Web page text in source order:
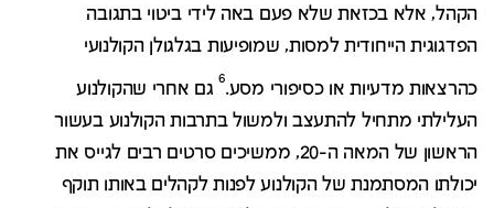
הקהל, אלא בכזאת שלא פעם באה לידי ביטוי בתגובה
הפדגוגית הייחודית למסות, שמופיעות בגלגולן הקולנועי
כהרצאות מדעיות או כסיפורי מסע.
6
גם אחרי שהקולנוע
העלילתי מתחיל להתעצב ולמשול בתרבות הקולנוע בעשור
הראשון של המאה ה-20, ממשיכים סרטים רבים לגייס את
יכולתו המסתמנת של הקולנוע לפנות לקהלים באותו תוקף